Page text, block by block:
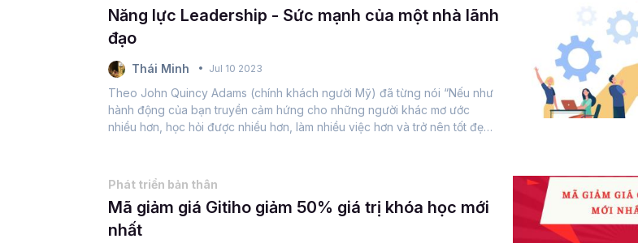
Năng lực Leadership - Sức mạnh của một nhà lãnh
đạo
Thái Minh Jul 10 2023
Theo John Quincy Adams (chính khách người Mỹ) đã từng nói “Nếu như
hành động của bạn truyền cảm hứng cho những người khác mơ ước
nhiều hơn, học hỏi được nhiều hơn, làm nhiều việc hơn và trở nên tốt đẹp
Phát triển bản thân
Mã giảm giá Gitiho giảm 50% giá trị khóa học mới
nhất